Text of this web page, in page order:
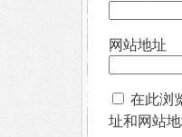
网站地址
在此浏
址和网站